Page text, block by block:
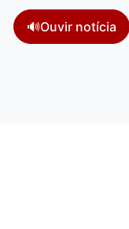
🔊Ouvir notícia